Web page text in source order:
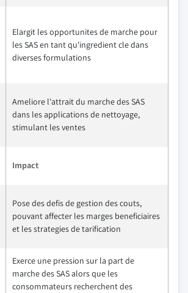
Elargit les opportunites de marche pour
les SAS en tant qu'ingredient cle dans
diverses formulations
Ameliore l'attrait du marche des SAS
dans les applications de nettoyage,
stimulant les ventes
Impact
Pose des defis de gestion des couts,
pouvant affecter les marges beneficiaires
et les strategies de tarification
Exerce une pression sur la part de
marche des SAS alors que les
consommateurs recherchent des